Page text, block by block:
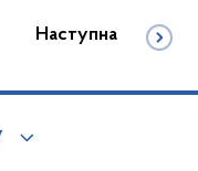
Наступна